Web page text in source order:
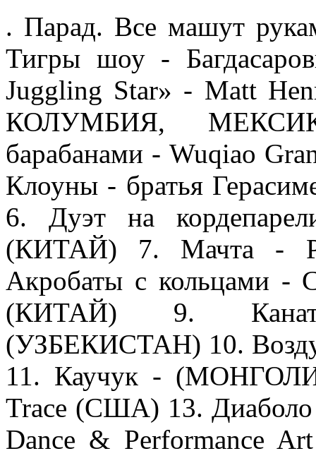
. Парад. Все машут
Тигры шоу -
Juggling Star» - Matt
КОЛУМБИЯ,
барабанами - Wuqiao
Клоуны - братья
6. Дуэт на
(КИТАЙ) 7. Мачта -
Акробаты с кольцами -
(КИТАЙ) 9.
(УЗБЕКИСТАН) 10.
11. Каучук -
Trace (США) 13. Диаболо
Dance & Performance